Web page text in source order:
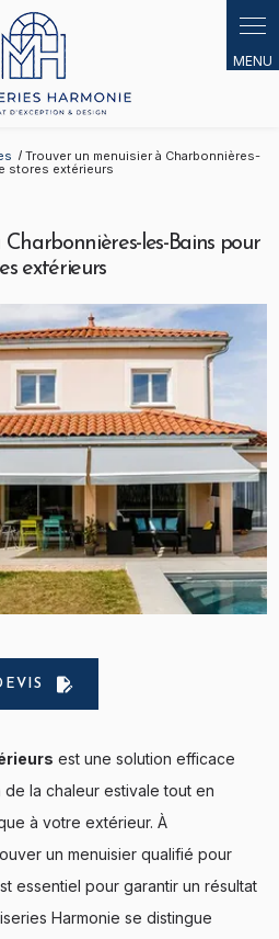
Trouver un menuisier à Charbonnières-
stores extérieurs
Charbonnières-les-Bains pour
extérieurs
edit_document
est une solution efficace
la chaleur estivale tout en
à votre extérieur. À
un menuisier qualifié pour
essentiel pour garantir un résultat
Harmonie se distingue